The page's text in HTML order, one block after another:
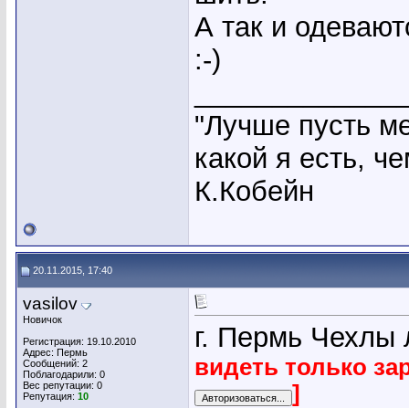
А так и
:-)
"Лучше пусть
какой я есть,
К.Кобейн
20.11.2015, 17:40
vasilov
Новичок
Регистрация: 19.10.2010
Адрес: Пермь
Сообщений: 2
Поблагодарили: 0
Вес репутации: 0
Репутация: 10
г. Пермь
видеть только
]